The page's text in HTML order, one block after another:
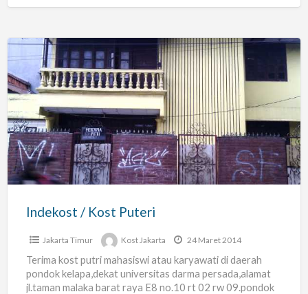
Indekost
/
Kost
Puteri
Indekost / Kost Puteri
Jakarta Timur Kost Jakarta 24 Maret 2014
Terima kost putri mahasiswi atau karyawati di daerah
pondok kelapa,dekat universitas darma persada,alamat
jl.taman malaka barat raya E8 no.10 rt 02 rw 09.pondok